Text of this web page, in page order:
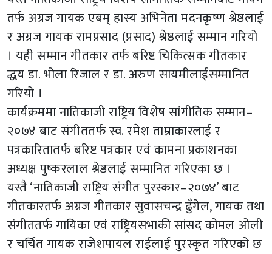
तर्फ अग्रज गायक एबम् हास्य अभिनेता मदनकृष्ण श्रेष्ठलाई
र अग्रज गायक रामप्रसाद (प्रसाद) श्रेष्ठलाई सम्मान गरियो
। यही सम्मान गीतकार तर्फ बरिष्ट चिकित्सक गीतकार
द्धय डा. भोला रिजाल र डा. अरुण सायमीलाईसम्मानित
गरियो ।
कार्यक्रममा नातिकाजी राष्ट्रिय विशेष सांगीतिक सम्मान–
२०७४ बाट संगीततर्फ स्व. रमेश ताम्राकारलाई र
पत्रकारितातर्फ बरिष्ट पत्रकार एवं कामना प्रकाशनका
अध्यक्ष पुष्करलाल श्रेष्ठलाई सम्मानित गरिएका छ ।
यस्तै ‘नातिकाजी राष्ट्रिय संगीत पुरस्कार–२०७४’ बाट
गीतकारतर्फ अग्रज गीतकार सुवासचन्द्र ढुँगेल, गायक तथा
संगीततर्फ गायिका एवं राष्ट्रियसभाकी सांसद कोमल ओली
र चर्चित गायक राजेशपायल राईलाई पुरस्कृत गरिएको छ